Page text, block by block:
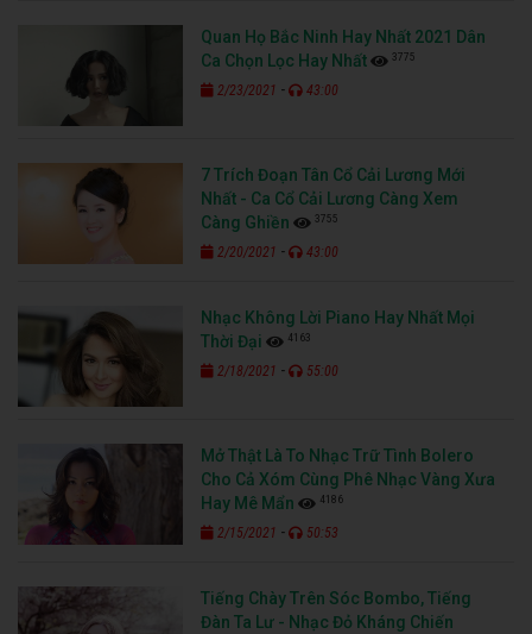
Quan Họ Bắc Ninh Hay Nhất 2021 Dân
Ca Chọn Lọc Hay Nhất
3775
2/23/2021 - 43:00
7 Trích Đoạn Tân Cổ Cải Lương Mới
Nhất - Ca Cổ Cải Lương Càng Xem
Càng Ghiền
3755
2/20/2021 - 43:00
Nhạc Không Lời Piano Hay Nhất Mọi
Thời Đại
4163
2/18/2021 - 55:00
Mở Thật Là To Nhạc Trữ Tình Bolero
Cho Cả Xóm Cùng Phê Nhạc Vàng Xưa
Hay Mê Mẩn
4186
2/15/2021 - 50:53
Tiếng Chày Trên Sóc Bombo, Tiếng
Đàn Ta Lư - Nhạc Đỏ Kháng Chiến